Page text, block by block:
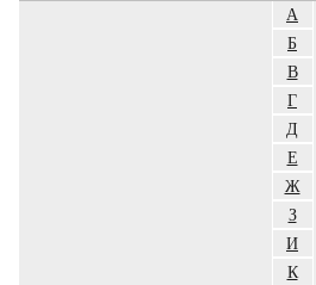
А
Б
В
Г
Д
Е
Ж
З
И
К